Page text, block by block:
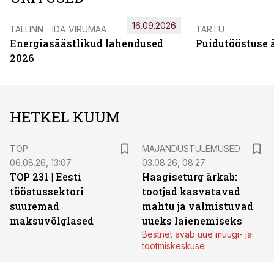
TALLINN - IDA-VIRUMAA
Energiasäästlikud lahendused
2026
16.09.2026 TARTU
Puidutööstuse
HETKEL KUUM
TOP
06.08.26, 13:07
TOP 231 | Eesti
tööstussektori
suuremad
maksuvõlglased
MAJANDUSTULEMUSED
03.08.26, 08:27
Haagiseturg ärkab:
tootjad kasvatavad
mahtu ja valmistuvad
uueks laienemiseks
Bestnet avab uue müügi- ja
tootmiskeskuse